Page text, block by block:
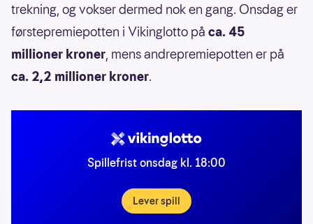
trekning, og vokser dermed nok en gang. Onsdag er
førstepremiepotten i Vikinglotto på ca. 45
millioner kroner, mens andrepremiepotten er på
ca. 2,2 millioner kroner.
Spillefrist onsdag kl. 18:00
Lever spill